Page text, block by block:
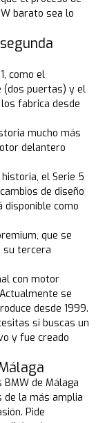
barato sea lo
como el
(dos puertas) y el
fabrica desde
mucho más
delantero
el Serie 5
de diseño
disponible como
que se
su tercera
con motor
se
desde 1999.
si buscas un
y fue creado
de Málaga
de la más amplia
Pide